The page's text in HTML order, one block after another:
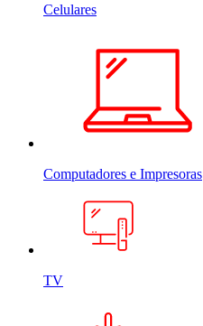
Celulares
Computadores e Impresoras
TV